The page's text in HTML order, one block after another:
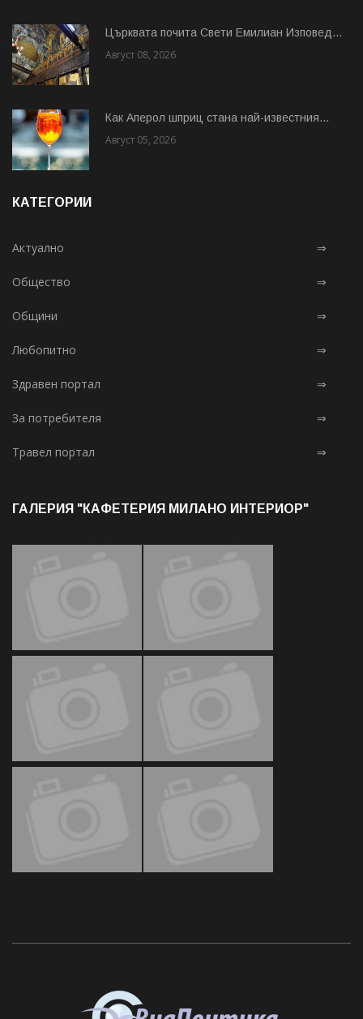
Църквата почита Свeти Емилиан Изповед...
Август 08, 2026
Как Аперол шприц стана най-известния...
Август 05, 2026
КАТЕГОРИИ
Актуално ⇒
Общество ⇒
Общини ⇒
Любопитно ⇒
Здравен портал ⇒
За потребителя ⇒
Травел портал ⇒
ГАЛЕРИЯ "КАФЕТЕРИЯ МИЛАНО ИНТЕРИОР"